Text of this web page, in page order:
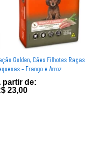
Golden, Cães Filhotes Raças
– Frango e Arroz
partir de:
23,00